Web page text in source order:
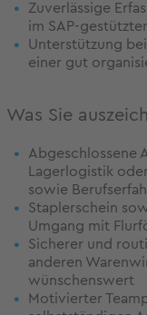
Zuverlässige
im SAP-
Unterstützung
einer gut
Was Sie
Abgeschlossene
Lagerlogistik
sowie
Staplerschein
Umgang mit
Sicherer und
anderen
wünschenswert
Motivierter